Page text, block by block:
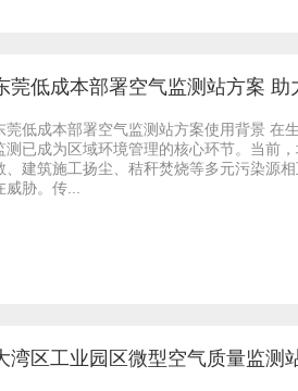
莞低成本部署空气监测站方案 助
莞低成本部署空气监测站方案使用背景 在
测已成为区域环境管理的核心环节。当前
、建筑施工扬尘、秸秆焚烧等多元污染源
威胁。传...
湾区工业园区微型空气质量监测